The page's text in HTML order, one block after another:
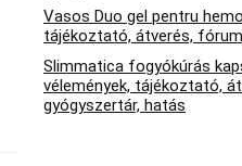
Vasos Duo gel pentru
tájékoztató, átverés,
Slimmatica fogyókúrás
vélemények, tájékoztató,
gyógyszertár, hatás